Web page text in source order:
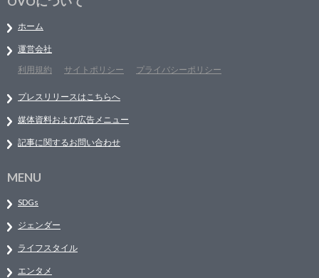
ホーム
運営会社
利用規約
サイトポリシー プライバシーポリシー
プレスリリースはこちらへ
媒体資料および広告メニュー
記事に関するお問い合わせ
MENU
SDGs
ジェンダー
ライフスタイル
エンタメ